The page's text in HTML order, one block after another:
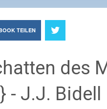
TEILEN
des
- J.J. Bidell